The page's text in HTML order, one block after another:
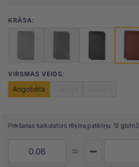
KRĀSA:
VIRSMAS VEIDS:
Angobēta
Pirkšanas kalkulators rēķina patēriņu: 12 gb/m2